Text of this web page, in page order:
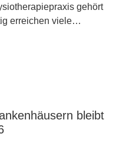
gehört
erreichen viele…
bleibt